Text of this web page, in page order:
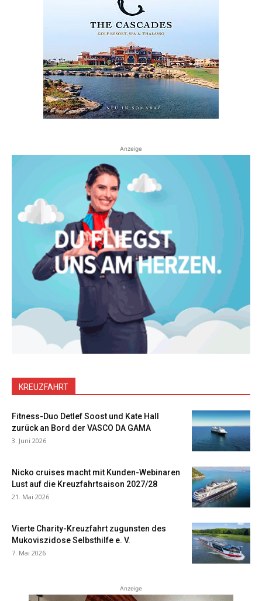
Anzeige
KREUZFAHRT
Fitness-Duo Detlef Soost und Kate Hall
zurück an Bord der VASCO DA GAMA
3. Juni 2026
Nicko cruises macht mit Kunden-Webinaren
Lust auf die Kreuzfahrtsaison 2027/28
21. Mai 2026
Vierte Charity-Kreuzfahrt zugunsten des
Mukoviszidose Selbsthilfe e. V.
7. Mai 2026
Anzeige